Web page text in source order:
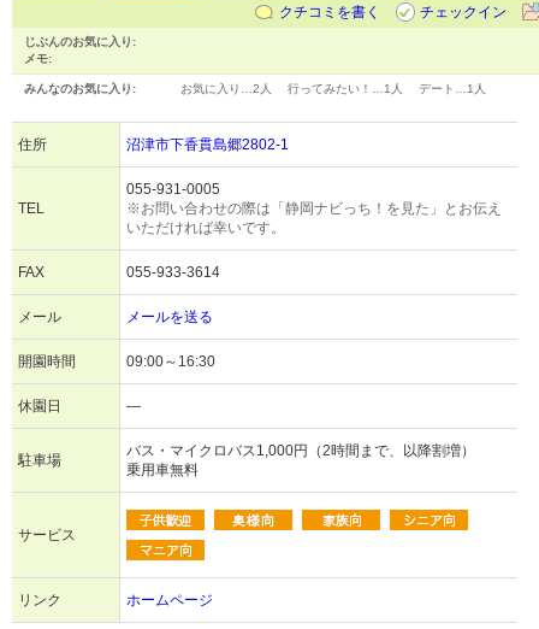
クチコミを書く
チェックイン
じぶんのお気に入り:
メモ:
みんなのお気に入り: お気に入り… 2人 行ってみたい！… 1人 デート… 1人
住所 沼津市下香貫島郷2802-1
TEL
055-931-0005
※お問い合わせの際は「静岡ナビっち！を見た」とお伝え
いただければ幸いです。
FAX 055-933-3614
メール メールを送る
開園時間 09:00～16:30
休園日 ―
駐車場
バス・マイクロバス1,000円（2時間まで、以降割増）
乗用車無料
サービス
リンク ホームページ